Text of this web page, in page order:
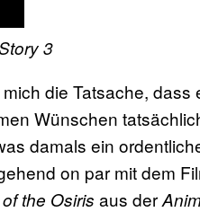
3
die Tatsache,
Wünschen
damals ein
on par mit dem
the Osiris aus der